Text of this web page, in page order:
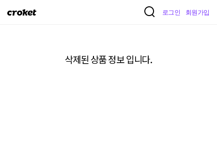
크
로그인 회원가입
삭제된 상품 정보 입니다.